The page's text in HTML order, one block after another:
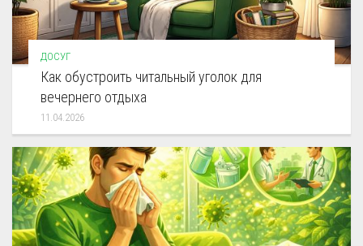
ДОСУГ
Как обустроить читальный уголок для
вечернего отдыха
11.04.2026